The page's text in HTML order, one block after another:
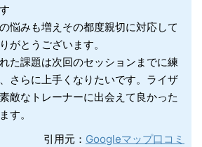
悩みも増えその都度親切に対応して
がとうございます。
た課題は次回のセッションまでに練
さらに上手くなりたいです。ライザ
敵なトレーナーに出会えて良かった
す。
引用元： Googleマップ口コミ